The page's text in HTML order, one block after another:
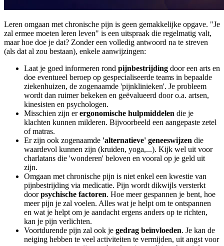
Leren omgaan met chronische pijn is geen gemakkelijke opgave. "Je
zal ermee moeten leren leven" is een uitspraak die regelmatig valt,
maar hoe doe je dat? Zonder een volledig antwoord na te streven
(als dat al zou bestaan), enkele aanwijzingen:
Laat je goed informeren rond pijnbestrijding door een arts en
doe eventueel beroep op gespecialiseerde teams in bepaalde
ziekenhuizen, de zogenaamde 'pijnklinieken'. Je probleem
wordt dan ruimer bekeken en geëvalueerd door o.a. artsen,
kinesisten en psychologen.
Misschien zijn erergonomische hulpmiddelen die je
klachten kunnen milderen. Bijvoorbeeld een aangepaste zetel
of matras.
Er zijn ook zogenaamde 'alternatieve' geneeswijzen die
waardevol kunnen zijn (kruiden, yoga,...). Kijk wel uit voor
charlatans die 'wonderen' beloven en vooral op je geld uit
zijn.
Omgaan met chronische pijn is niet enkel een kwestie van
pijnbestrijding via medicatie. Pijn wordt dikwijls versterkt
doorpsychische factoren. Hoe meer gespannen je bent, hoe
meer pijn je zal voelen. Alles wat je helpt om te ontspannen
en wat je helpt om je aandacht ergens anders op te richten,
kan je pijn verlichten.
Voortdurende pijn zal ook je gedrag beïnvloeden. Je kan de
neiging hebben te veel activiteiten te vermijden, uit angst voor